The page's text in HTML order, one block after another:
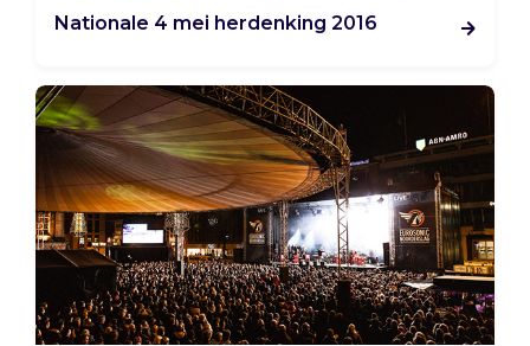
Nationale 4 mei herdenking 2016